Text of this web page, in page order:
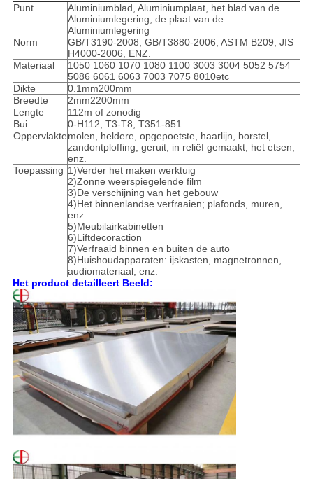
Punt
Aluminiumblad, Aluminiumplaat, het blad van de
Aluminiumlegering, de plaat van de
Aluminiumlegering
Norm
GB/T3190-2008, GB/T3880-2006, ASTM B209, JIS
H4000-2006, ENZ.
Materiaal
1050 1060 1070 1080 1100 3003 3004 5052 5754
5086 6061 6063 7003 7075 8010etc
Dikte
0.1mm200mm
Breedte
2mm2200mm
Lengte
112m of zonodig
Bui
0-H112, T3-T8, T351-851
Oppervlaktemolen, heldere, opgepoetste, haarlijn, borstel,
zandontploffing, geruit, in reliëf gemaakt, het etsen,
enz.
Toepassing 1)Verder het maken werktuig
2)Zonne weerspiegelende film
3)De verschijning van het gebouw
4)Het binnenlandse verfraaien; plafonds, muren,
enz.
5)Meubilairkabinetten
6)Liftdecoraction
7)Verfraaid binnen en buiten de auto
8)Huishoudapparaten: ijskasten, magnetronnen,
audiomateriaal, enz.
Het product detailleert Beeld: